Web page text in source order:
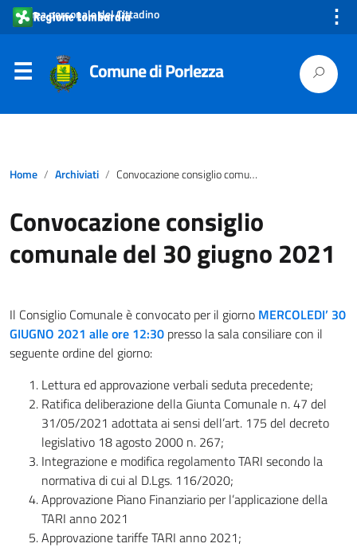
Area personale del Cittadino ⋮
Comune di Porlezza
Home Archiviati Convocazione consiglio comunale del 30 giugno 2021
Convocazione consiglio
comunale del 30 giugno 2021
Il Consiglio Comunale è convocato per il giorno MERCOLEDI’ 30
GIUGNO 2021 alle ore 12:30 presso la sala consiliare con il
seguente ordine del giorno:
Lettura ed approvazione verbali seduta precedente;
Ratifica deliberazione della Giunta Comunale n. 47 del
31/05/2021 adottata ai sensi dell’art. 175 del decreto
legislativo 18 agosto 2000 n. 267;
Integrazione e modifica regolamento TARI secondo la
normativa di cui al D.Lgs. 116/2020;
Approvazione Piano Finanziario per l’applicazione della
TARI anno 2021
Approvazione tariffe TARI anno 2021;